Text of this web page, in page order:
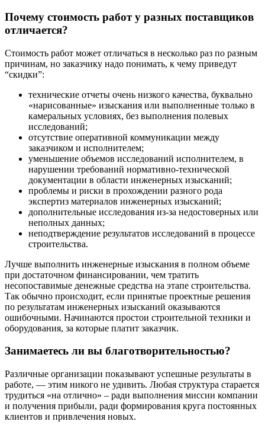
Почему стоимость работ у разных поставщиков
отличается?
Стоимость работ может отличаться в несколько раз по разным
причинам, но заказчику надо понимать, к чему приведут
“скидки”:
технические отчеты очень низкого качества, буквально
«нарисованные» изыскания или выполненные только в
камеральных условиях, без выполнения полевых
исследований;
отсутствие оперативной коммуникации между
заказчиком и исполнителем;
уменьшение объемов исследований исполнителем, в
нарушении требований нормативно-технической
документации в области инженерных изысканий;
проблемы и риски в прохождении разного рода
экспертиз материалов инженерных изысканий;
дополнительные исследования из-за недостоверных или
неполных данных;
неподтверждение результатов исследований в процессе
строительства.
Лучше выполнить инженерные изыскания в полном объеме
при достаточном финансировании, чем тратить
несопоставимые денежные средства на этапе строительства.
Так обычно происходит, если принятые проектные решения
по результатам инженерных изысканий оказываются
ошибочными. Начинаются простои строительной техники и
оборудования, за которые платит заказчик.
Занимаетесь ли вы благотворительностью?
Различные организации показывают успешные результаты в
работе, — этим никого не удивить. Любая структура старается
трудиться «на отлично» – ради выполнения миссии компании
и получения прибыли, ради формирования круга постоянных
клиентов и привлечения новых.